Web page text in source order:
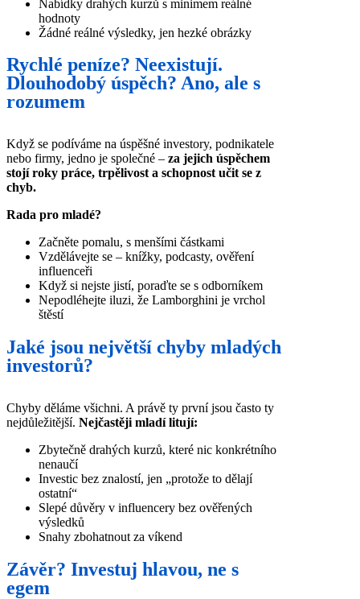
Nabídky drahých kurzů s minimem reálné
hodnoty
Žádné reálné výsledky, jen hezké obrázky
Rychlé peníze? Neexistují.
Dlouhodobý úspěch? Ano, ale s
rozumem
Když se podíváme na úspěšné investory, podnikatele
nebo firmy, jedno je společné – za jejich úspěchem
stojí roky práce, trpělivost a schopnost učit se z
chyb.
Rada pro mladé?
Začněte pomalu, s menšími částkami
Vzdělávejte se – knížky, podcasty, ověření
influenceři
Když si nejste jistí, poraďte se s odborníkem
Nepodléhejte iluzi, že Lamborghini je vrchol
štěstí
Jaké jsou největší chyby mladých
investorů?
Chyby děláme všichni. A právě ty první jsou často ty
nejdůležitější. Nejčastěji mladí litují:
Zbytečně drahých kurzů, které nic konkrétního
nenaučí
Investic bez znalostí, jen „protože to dělají
ostatní“
Slepé důvěry v influencery bez ověřených
výsledků
Snahy zbohatnout za víkend
Závěr? Investuj hlavou, ne s
egem